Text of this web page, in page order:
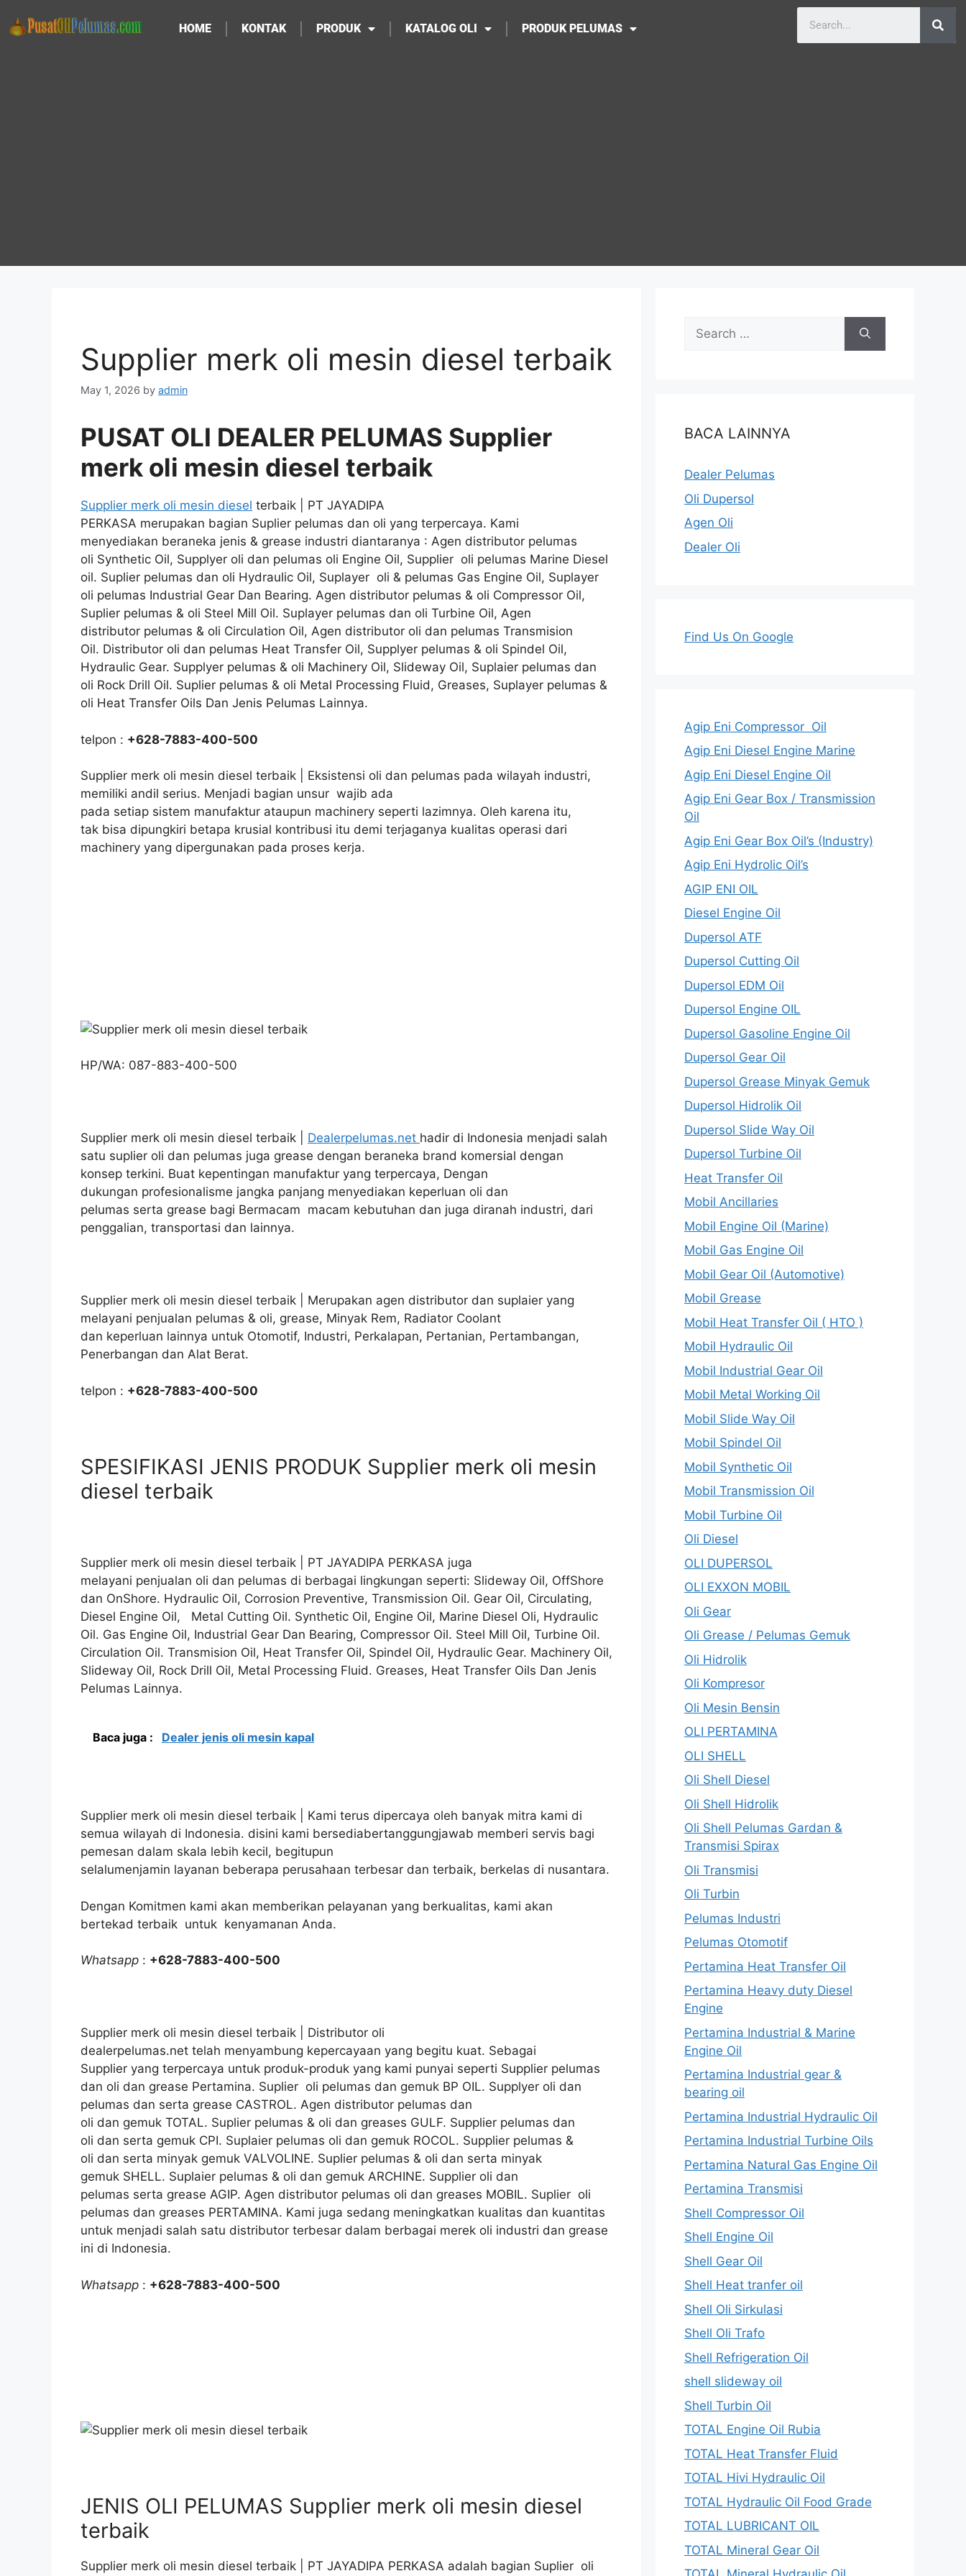
HOME KONTAK PRODUK KATALOG OLI PRODUK PELUMAS
Supplier merk oli mesin diesel terbaik
May 1, 2026 by admin
PUSAT OLI DEALER PELUMAS Supplier
merk oli mesin diesel terbaik
Supplier merk oli mesin diesel terbaik | PT JAYADIPA
PERKASA merupakan bagian Suplier pelumas dan oli yang terpercaya. Kami
menyediakan beraneka jenis & grease industri diantaranya : Agen distributor pelumas
oli Synthetic Oil, Supplyer oli dan pelumas oli Engine Oil, Supplier oli pelumas Marine Diesel
oil. Suplier pelumas dan oli Hydraulic Oil, Suplayer oli & pelumas Gas Engine Oil, Suplayer
oli pelumas Industrial Gear Dan Bearing. Agen distributor pelumas & oli Compressor Oil,
Suplier pelumas & oli Steel Mill Oil. Suplayer pelumas dan oli Turbine Oil, Agen
distributor pelumas & oli Circulation Oil, Agen distributor oli dan pelumas Transmision
Oil. Distributor oli dan pelumas Heat Transfer Oil, Supplyer pelumas & oli Spindel Oil,
Hydraulic Gear. Supplyer pelumas & oli Machinery Oil, Slideway Oil, Suplaier pelumas dan
oli Rock Drill Oil. Suplier pelumas & oli Metal Processing Fluid, Greases, Suplayer pelumas &
oli Heat Transfer Oils Dan Jenis Pelumas Lainnya.
telpon : +628-7883-400-500
Supplier merk oli mesin diesel terbaik | Eksistensi oli dan pelumas pada wilayah industri,
memiliki andil serius. Menjadi bagian unsur wajib ada
pada setiap sistem manufaktur ataupun machinery seperti lazimnya. Oleh karena itu,
tak bisa dipungkiri betapa krusial kontribusi itu demi terjaganya kualitas operasi dari
machinery yang dipergunakan pada proses kerja.
HP/WA: 087-883-400-500
Supplier merk oli mesin diesel terbaik | Dealerpelumas.net hadir di Indonesia menjadi salah
satu suplier oli dan pelumas juga grease dengan beraneka brand komersial dengan
konsep terkini. Buat kepentingan manufaktur yang terpercaya, Dengan
dukungan profesionalisme jangka panjang menyediakan keperluan oli dan
pelumas serta grease bagi Bermacam macam kebutuhan dan juga diranah industri, dari
penggalian, transportasi dan lainnya.
Supplier merk oli mesin diesel terbaik | Merupakan agen distributor dan suplaier yang
melayani penjualan pelumas & oli, grease, Minyak Rem, Radiator Coolant
dan keperluan lainnya untuk Otomotif, Industri, Perkalapan, Pertanian, Pertambangan,
Penerbangan dan Alat Berat.
telpon : +628-7883-400-500
SPESIFIKASI JENIS PRODUK Supplier merk oli mesin
diesel terbaik
Supplier merk oli mesin diesel terbaik | PT JAYADIPA PERKASA juga
melayani penjualan oli dan pelumas di berbagai lingkungan seperti: Slideway Oil, OffShore
dan OnShore. Hydraulic Oil, Corrosion Preventive, Transmission Oil. Gear Oil, Circulating,
Diesel Engine Oil, Metal Cutting Oil. Synthetic Oil, Engine Oil, Marine Diesel Oli, Hydraulic
Oil. Gas Engine Oil, Industrial Gear Dan Bearing, Compressor Oil. Steel Mill Oil, Turbine Oil.
Circulation Oil. Transmision Oil, Heat Transfer Oil, Spindel Oil, Hydraulic Gear. Machinery Oil,
Slideway Oil, Rock Drill Oil, Metal Processing Fluid. Greases, Heat Transfer Oils Dan Jenis
Pelumas Lainnya.
Baca juga : Dealer jenis oli mesin kapal
Supplier merk oli mesin diesel terbaik | Kami terus dipercaya oleh banyak mitra kami di
semua wilayah di Indonesia. disini kami bersediabertanggungjawab memberi servis bagi
pemesan dalam skala lebih kecil, begitupun
selalumenjamin layanan beberapa perusahaan terbesar dan terbaik, berkelas di nusantara.
Dengan Komitmen kami akan memberikan pelayanan yang berkualitas, kami akan
bertekad terbaik untuk kenyamanan Anda.
Whatsapp : +628-7883-400-500
Supplier merk oli mesin diesel terbaik | Distributor oli
dealerpelumas.net telah menyambung kepercayaan yang begitu kuat. Sebagai
Supplier yang terpercaya untuk produk-produk yang kami punyai seperti Supplier pelumas
dan oli dan grease Pertamina. Suplier oli pelumas dan gemuk BP OIL. Supplyer oli dan
pelumas dan serta grease CASTROL. Agen distributor pelumas dan
oli dan gemuk TOTAL. Suplier pelumas & oli dan greases GULF. Supplier pelumas dan
oli dan serta gemuk CPI. Suplaier pelumas oli dan gemuk ROCOL. Supplier pelumas &
oli dan serta minyak gemuk VALVOLINE. Suplier pelumas & oli dan serta minyak
gemuk SHELL. Suplaier pelumas & oli dan gemuk ARCHINE. Supplier oli dan
pelumas serta grease AGIP. Agen distributor pelumas oli dan greases MOBIL. Suplier oli
pelumas dan greases PERTAMINA. Kami juga sedang meningkatkan kualitas dan kuantitas
untuk menjadi salah satu distributor terbesar dalam berbagai merek oli industri dan grease
ini di Indonesia.
Whatsapp : +628-7883-400-500
JENIS OLI PELUMAS Supplier merk oli mesin diesel
terbaik
Supplier merk oli mesin diesel terbaik | PT JAYADIPA PERKASA adalah bagian Suplier oli
BACA LAINNYA
Dealer Pelumas
Oli Dupersol
Agen Oli
Dealer Oli
Find Us On Google
Agip Eni Compressor Oil
Agip Eni Diesel Engine Marine
Agip Eni Diesel Engine Oil
Agip Eni Gear Box / Transmission
Oil
Agip Eni Gear Box Oil’s (Industry)
Agip Eni Hydrolic Oil’s
AGIP ENI OIL
Diesel Engine Oil
Dupersol ATF
Dupersol Cutting Oil
Dupersol EDM Oil
Dupersol Engine OIL
Dupersol Gasoline Engine Oil
Dupersol Gear Oil
Dupersol Grease Minyak Gemuk
Dupersol Hidrolik Oil
Dupersol Slide Way Oil
Dupersol Turbine Oil
Heat Transfer Oil
Mobil Ancillaries
Mobil Engine Oil (Marine)
Mobil Gas Engine Oil
Mobil Gear Oil (Automotive)
Mobil Grease
Mobil Heat Transfer Oil ( HTO )
Mobil Hydraulic Oil
Mobil Industrial Gear Oil
Mobil Metal Working Oil
Mobil Slide Way Oil
Mobil Spindel Oil
Mobil Synthetic Oil
Mobil Transmission Oil
Mobil Turbine Oil
Oli Diesel
OLI DUPERSOL
OLI EXXON MOBIL
Oli Gear
Oli Grease / Pelumas Gemuk
Oli Hidrolik
Oli Kompresor
Oli Mesin Bensin
OLI PERTAMINA
OLI SHELL
Oli Shell Diesel
Oli Shell Hidrolik
Oli Shell Pelumas Gardan &
Transmisi Spirax
Oli Transmisi
Oli Turbin
Pelumas Industri
Pelumas Otomotif
Pertamina Heat Transfer Oil
Pertamina Heavy duty Diesel
Engine
Pertamina Industrial & Marine
Engine Oil
Pertamina Industrial gear &
bearing oil
Pertamina Industrial Hydraulic Oil
Pertamina Industrial Turbine Oils
Pertamina Natural Gas Engine Oil
Pertamina Transmisi
Shell Compressor Oil
Shell Engine Oil
Shell Gear Oil
Shell Heat tranfer oil
Shell Oli Sirkulasi
Shell Oli Trafo
Shell Refrigeration Oil
shell slideway oil
Shell Turbin Oil
TOTAL Engine Oil Rubia
TOTAL Heat Transfer Fluid
TOTAL Hivi Hydraulic Oil
TOTAL Hydraulic Oil Food Grade
TOTAL LUBRICANT OIL
TOTAL Mineral Gear Oil